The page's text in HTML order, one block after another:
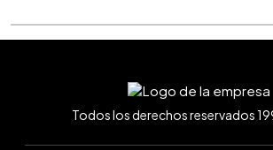
Todos los derechos reservados